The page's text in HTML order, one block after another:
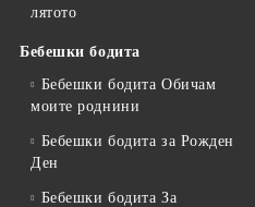
лятото
Бебешки бодита
Бебешки бодита Обичам
моите роднини
Бебешки бодита за Рожден
Ден
Бебешки бодита За